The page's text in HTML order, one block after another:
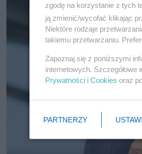
zgodę na korzystanie z tych
ją zmienić/wycofać klikając
Niektóre rodzaje
takiemu przetwarzaniu.
Zapoznaj się z poniższymi
internetowych.
Prywatności i Cookies oraz
PARTNERZY